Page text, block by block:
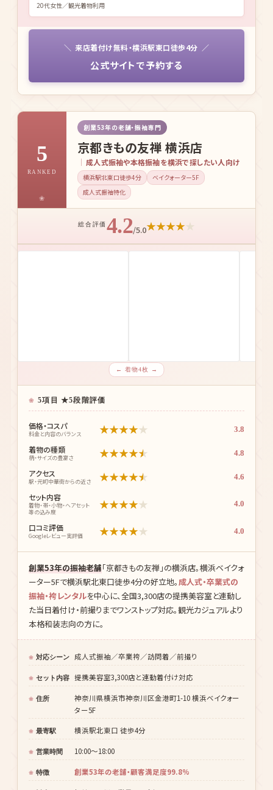
★★★★★
揃っていて、横浜観光のスタートに最適でした。
20代女性／観光着物利用
公式サイトで予約する
5
創業53年の老舗・振袖専門
京都きもの友禅 横浜店
成人式振袖や本格振袖を横浜で探したい人向け
横浜駅北東口徒歩4分
ベイクォーター5F
成人式振袖特化
← 着物4枚 →
5項目 ★5段階評価
価格・コスパ ★ ★ ★ ★ ★
柄・サイズの豊富さ ★★★★★ 4.8
アクセス
駅・元町中華街からの近さ ★★★★★ 4.6
セット内容
着物・帯・小物・ヘアセット
等の込み度
★★★★★ 4.0
口コミ評価 ★★★★★ 4.0
創業53年の振袖老舗「京都きもの友禅」の横浜店。横浜ベイクォ
振袖・袴レンタル
を中心に、全国3,300店の提携美容室と連動し
た当日着付け・前撮りまでワンストップ対応。観光カジュアルより
本格和装志向の方に。
対応シーン 成人式振袖／卒業袴／訪問着／前撮り
セット内容 提携美容室3,300店と連動着付け対応